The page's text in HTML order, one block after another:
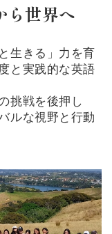
ら世界へ
生きる」力を育
と実践的な英語
挑戦を後押し
ルな視野と行動